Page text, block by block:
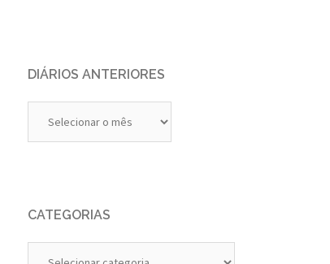
DIÁRIOS ANTERIORES
Anteriores
CATEGORIAS